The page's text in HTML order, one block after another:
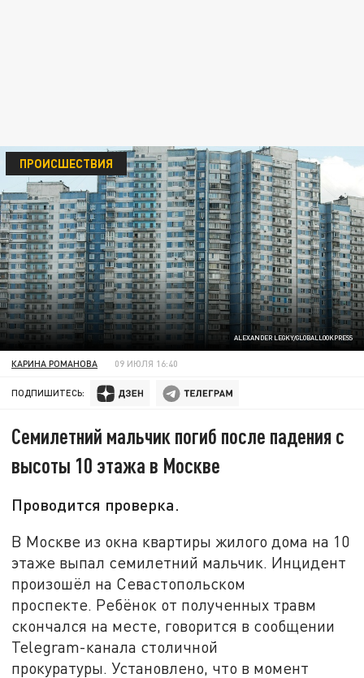
ALEXANDER LEGKY/GLOBALLOOKPRESS
ПРОИСШЕСТВИЯ
КАРИНА РОМАНОВА 09 ИЮЛЯ 16:40
ПОДПИШИТЕСЬ:
Семилетний мальчик погиб после падения с
высоты 10 этажа в Москве
Проводится проверка.
В Москве из окна квартиры жилого дома на 10
этаже выпал семилетний мальчик. Инцидент
произошёл на Севастопольском
проспекте. Ребёнок от полученных травм
скончался на месте, говорится в сообщении
Telegram-канала столичной
прокуратуры. Установлено, что в момент